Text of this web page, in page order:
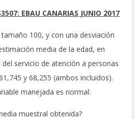
EBAU CANARIAS JUNIO 2017
100, y con una desviación
media de la edad, en
servicio de atención a personas
y 68,255 (ambos incluidos).
manejada es normal:
muestral obtenida?